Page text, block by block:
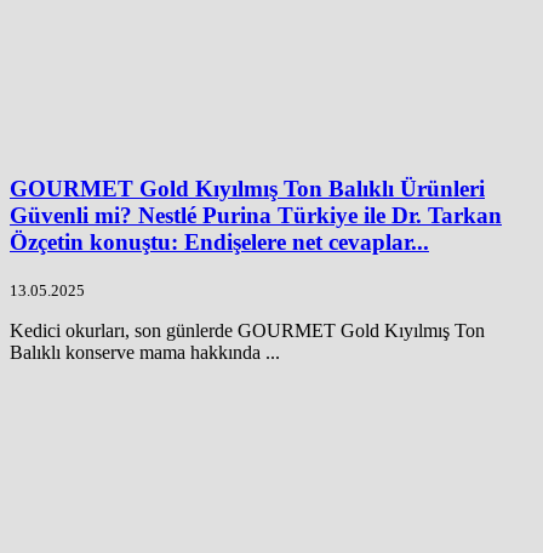
GOURMET Gold Kıyılmış Ton Balıklı Ürünleri
Güvenli mi? Nestlé Purina Türkiye ile Dr. Tarkan
Özçetin konuştu: Endişelere net cevaplar...
13.05.2025
Kedici okurları, son günlerde GOURMET Gold Kıyılmış Ton
Balıklı konserve mama hakkında ...